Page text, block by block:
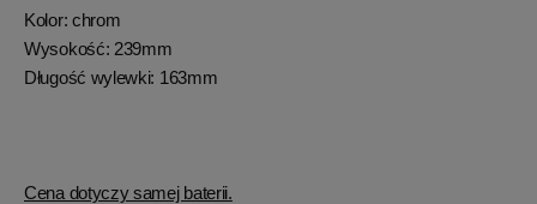
Kolor: chrom
Wysokość: 239mm
Długość wylewki: 163mm
Cena dotyczy samej baterii.